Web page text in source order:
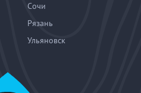
Сочи
Рязань
Ульяновск